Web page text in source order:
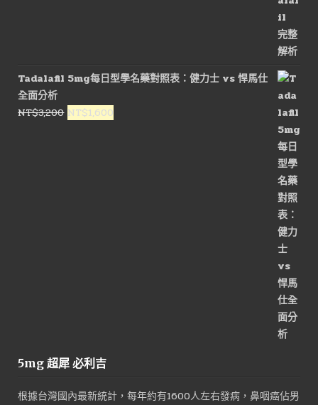
Tadalafil 5mg每日型學名藥對照表：健力士 vs 悍馬仕
全面分析
NT$3,200 原
NT$1,600
5mg 超犀 必利吉
根據台灣國內最新統計，每年約有1600人左右發病，鼻咽癌佔男